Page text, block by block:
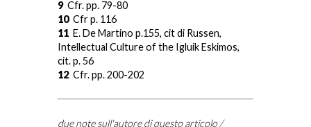
9 Cfr. pp. 79-80
10 Cfr p. 116
11 E. De Martino p.155, cit di Russen,
Intellectual Culture of the Igluik Eskimos,
cit. p. 56
12 Cfr. pp. 200-202
due note sull'autore di questo articolo /